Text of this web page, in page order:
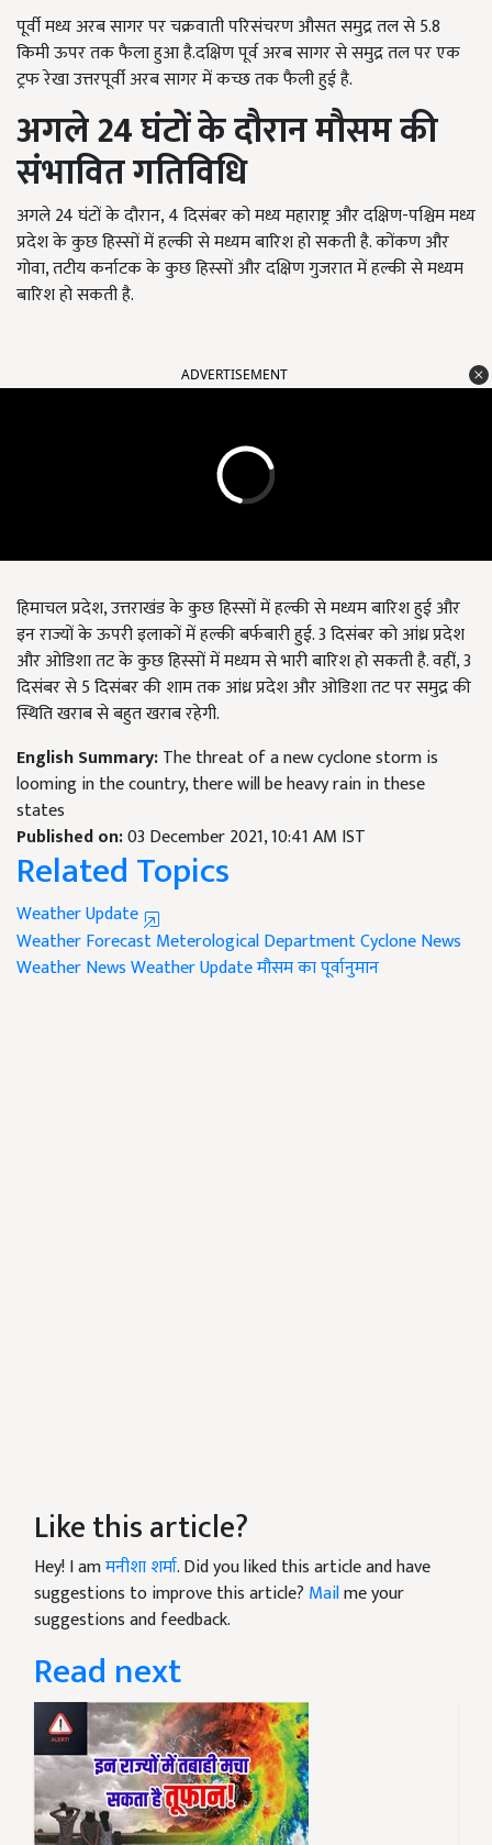
पूर्वी मध्य अरब सागर पर चक्रवाती परिसंचरण औसत समुद्र तल से 5.8
किमी ऊपर तक फैला हुआ है.दक्षिण पूर्व अरब सागर से समुद्र तल पर एक
ट्रफ रेखा उत्तरपूर्वी अरब सागर में कच्छ तक फैली हुई है.
अगले24घंटों के दौरान मौसम की
संभावित गतिविधि
अगले 24 घंटों के दौरान, 4 दिसंबर को मध्य महाराष्ट्र और दक्षिण-पश्चिम मध्य
प्रदेश के कुछ हिस्सों में हल्की से मध्यम बारिश हो सकती है. कोंकण और
गोवा, तटीय कर्नाटक के कुछ हिस्सों और दक्षिण गुजरात में हल्की से मध्यम
बारिश हो सकती है.
ADVERTISEMENT
हिमाचल प्रदेश, उत्तराखंड के कुछ हिस्सों में हल्की से मध्यम बारिश हुई और
इन राज्यों के ऊपरी इलाकों में हल्की बर्फबारी हुई. 3 दिसंबर को आंध्र प्रदेश
और ओडिशा तट के कुछ हिस्सों में मध्यम से भारी बारिश हो सकती है. वहीं, 3
दिसंबर से 5 दिसंबर की शाम तक आंध्र प्रदेश और ओडिशा तट पर समुद्र की
स्थिति खराब से बहुत खराब रहेगी.
English Summary:The threat of a new cyclone storm is
looming in the country, there will be heavy rain in these
states
Published on:03 December 2021, 10:41 AM IST
Related Topics
Weather Update
Weather ForecastMeterological DepartmentCyclone News
Weather NewsWeather Updateमौसम का पूर्वानुमान
Like this article?
Hey! I amमनीशा शर्मा. Did you liked this article and have
suggestions to improve this article? Mailme your
suggestions and feedback.
Read next